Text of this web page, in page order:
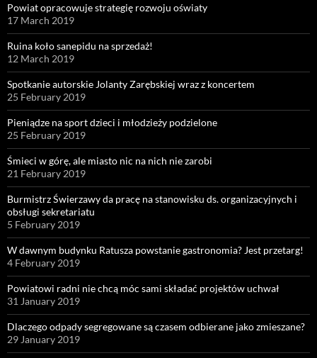
Powiat opracowuje strategię rozwoju oświaty
17 March 2019
Ruina koło sanepidu na sprzedaż!
12 March 2019
Spotkanie autorskie Jolanty Zarębskiej wraz z koncertem
25 February 2019
Pieniądze na sport dzieci i młodzieży podzielone
25 February 2019
Śmieci w górę, ale miasto nic na nich nie zarobi
21 February 2019
Burmistrz Świerzawy da pracę na stanowisku ds. organizacyjnych i
obsługi sekretariatu
5 February 2019
W dawnym budynku Ratusza powstanie gastronomia? Jest przetarg!
4 February 2019
Powiatowi radni nie chcą móc sami składać projektów uchwał
31 January 2019
Dlaczego odpady segregowane są czasem odbierane jako zmieszane?
29 January 2019